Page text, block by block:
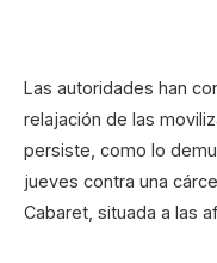
Las autoridades han
relajación de las
persiste, como lo
jueves contra una
Cabaret, situada a las